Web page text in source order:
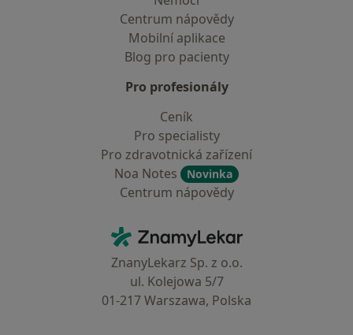
Centrum nápovědy
Mobilní aplikace
Blog pro pacienty
Pro profesionály
Ceník
Pro specialisty
Pro zdravotnická zařízení
Noa Notes
Novinka
Centrum nápovědy
ZnamyLekar - Hlavní stránka
ZnanyLekarz Sp. z o.o.
ul. Kolejowa 5/7
01-217 Warszawa, Polska